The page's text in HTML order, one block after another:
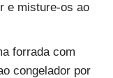
e misture-os ao
forrada com
congelador por